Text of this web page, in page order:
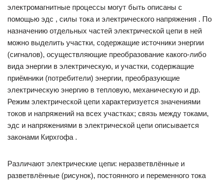
электромагнитные процессы могут быть описаны с
помощью эдс , силы тока и электрического напряжения . По
назначению отдельных частей электрической цепи в ней
можно выделить участки, содержащие источники энергии
(сигналов), осуществляющие преобразование какого-либо
вида энергии в электрическую, и участки, содержащие
приёмники (потребители) энергии, преобразующие
электрическую энергию в тепловую, механическую и др.
Режим электрической цепи характеризуется значениями
токов и напряжений на всех участках; связь между токами,
эдс и напряжениями в электрической цепи описывается
законами Кирхгофа .
Различают электрические цепи: неразветвлённые и
разветвлённые (рисунок), постоянного и переменного тока